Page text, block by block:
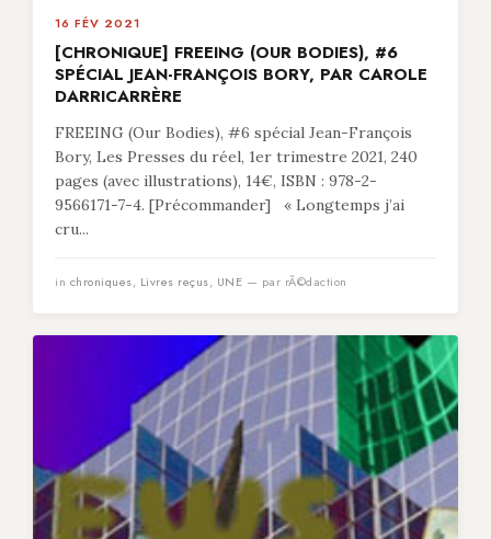
16 FÉV 2021
[CHRONIQUE] FREEING (OUR BODIES), #6
SPÉCIAL JEAN-FRANÇOIS BORY, PAR CAROLE
DARRICARRÈRE
FREEING (Our Bodies), #6 spécial Jean-François
Bory, Les Presses du réel, 1er trimestre 2021, 240
pages (avec illustrations), 14€, ISBN : 978-2-
9566171-7-4. [Précommander] « Longtemps j’ai
cru...
in chroniques, Livres reçus, UNE — par rÃ©daction